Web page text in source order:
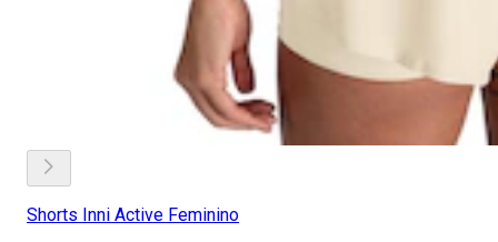
Shorts Inni Active Feminino